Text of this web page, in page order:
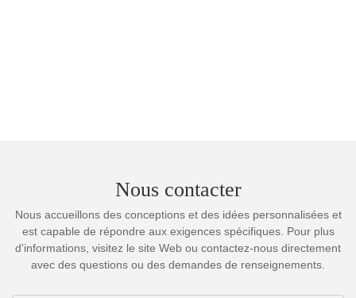
Nous contacter
Nous accueillons des conceptions et des idées personnalisées et
est capable de répondre aux exigences spécifiques. Pour plus
d'informations, visitez le site Web ou contactez-nous directement
avec des questions ou des demandes de renseignements.